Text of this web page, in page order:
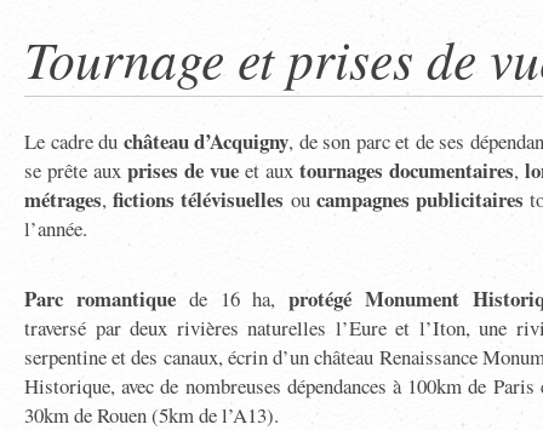
Tournage et prises de
Le cadre du château d’Acquigny, de son parc et de ses
se prête aux prises de vue et aux tournages documentaires,
métrages,fictions télévisuelles ou campagnes publicitaires
l’année.
Parc romantiquede 16 ha,protégé Monument
traversé par deux rivières naturelles l’Eure et l’Iton, une
serpentine et des canaux, écrin d’un château Renaissance
Historique, avec de nombreuses dépendances à 100km de Paris
30km de Rouen (5km de l’A13).